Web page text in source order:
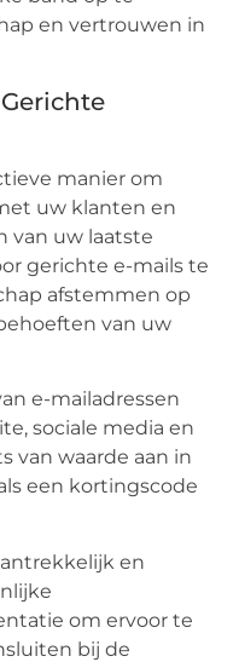
en vertrouwen in
manier om
uw klanten en
van uw laatste
gerichte e-mails te
afstemmen op
van uw
e-mailadressen
sociale media en
van waarde aan in
een kortingscode
en
om ervoor te
bij de